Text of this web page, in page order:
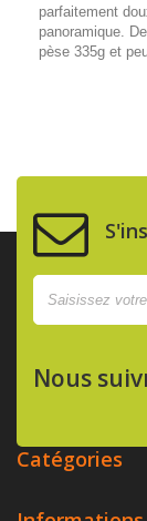
parfaitement
panoramique.
pèse 335g et
Nous
Catégories